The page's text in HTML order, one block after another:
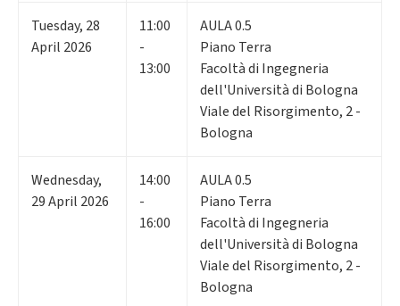
Tuesday, 28
April 2026
11:00
-
13:00
AULA 0.5
Piano Terra
Facoltà di Ingegneria
dell'Università di Bologna
Viale del Risorgimento, 2 -
Bologna
Wednesday,
29April 2026
14:00
-
16:00
AULA 0.5
Piano Terra
Facoltà di Ingegneria
dell'Università di Bologna
Viale del Risorgimento, 2 -
Bologna